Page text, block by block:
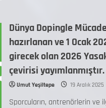
Dünya Dopingle
hazırlanan ve 1 Ocak
girecek olan 2026
çevirisi yayımlanmıştır.
Umut Yeşiltepe 19 Aralık 2025
Sporcuların, antrenörlerin ve